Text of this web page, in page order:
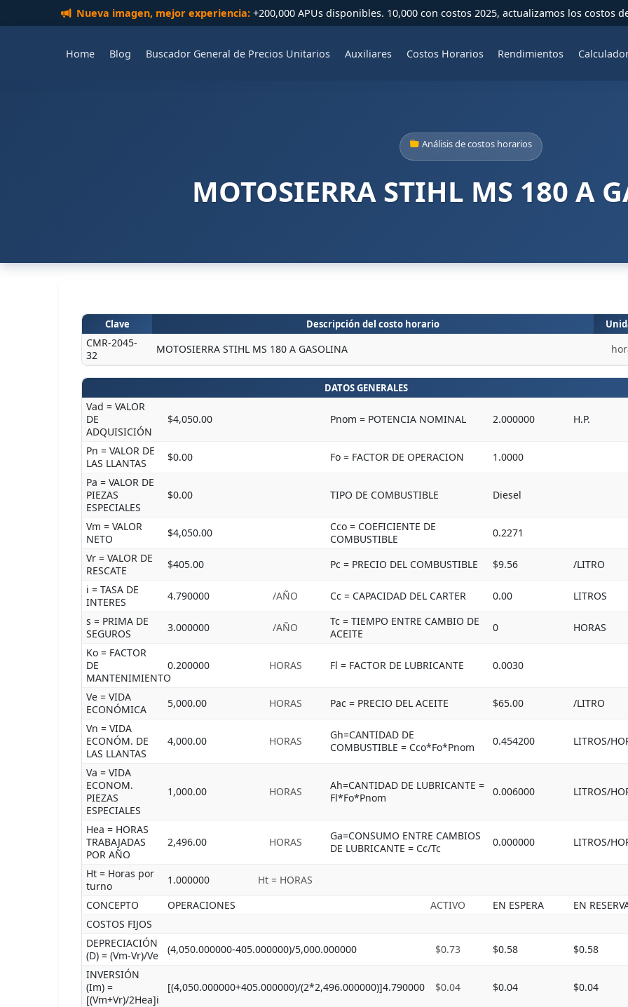
Nueva imagen, mejor experiencia:+200,000 APUs disponibles. 10,000 con costos 2025, actualizamos los costos
Home Blog Buscador General de Precios Unitarios Auxiliares Costos Horarios Rendimientos
Análisis de costos horarios
MOTOSIERRA STIHL MS 180 A
Clave Descripción del costo horario
CMR-2045-
32
MOTOSIERRA STIHL MS 180 A GASOLINA
DATOS GENERALES
Vad = VALOR
DE
ADQUISICIÓN
$4,050.00 Pnom = POTENCIA NOMINAL 2.000000 H.P.
Pn = VALOR DE
LAS LLANTAS
$0.00 Fo = FACTOR DE OPERACION
1.0000
Pa = VALOR DE
PIEZAS
ESPECIALES
$0.00 TIPO DE COMBUSTIBLE Diesel
Vm = VALOR
NETO
$4,050.00
Cco = COEFICIENTE DE
COMBUSTIBLE
0.2271
Vr = VALOR DE
RESCATE
$405.00 Pc = PRECIO DEL COMBUSTIBLE $9.56
/LITRO
i = TASA DE
INTERES
4.790000 /AÑO Cc = CAPACIDAD DEL CARTER 0.00
LITROS
s = PRIMA DE
SEGUROS
3.000000 /AÑO
Tc = TIEMPO ENTRE CAMBIO DE
ACEITE
0
HORAS
Ko = FACTOR
DE
MANTENIMIENTO
0.200000 HORAS Fl = FACTOR DE LUBRICANTE 0.0030
Ve = VIDA
ECONÓMICA
5,000.00 HORAS Pac = PRECIO DEL ACEITE $65.00
/LITRO
Vn = VIDA
ECONÓM. DE
LAS LLANTAS
4,000.00 HORAS
Gh=CANTIDAD DE
COMBUSTIBLE = Cco*Fo*Pnom
0.454200 LITROS/
Va = VIDA
ECONOM.
PIEZAS
ESPECIALES
1,000.00 HORAS
Ah=CANTIDAD DE LUBRICANTE =
Fl*Fo*Pnom
0.006000 LITROS/
Hea = HORAS
TRABAJADAS
POR AÑO
2,496.00 HORAS
Ga=CONSUMO ENTRE CAMBIOS
DE LUBRICANTE = Cc/Tc
0.000000 LITROS/
Ht = Horas por
turno
1.000000
Ht = HORAS
CONCEPTO
OPERACIONES ACTIVO EN ESPERA
EN
COSTOS FIJOS
DEPRECIACIÓN
(D) = (Vm-Vr)/Ve
(4,050.000000-405.000000)/5,000.000000 $0.73 $0.58
$0.58
INVERSIÓN
(Im) =
[(Vm+Vr)/2Hea]i
[(4,050.000000+405.000000)/(2*2,496.000000)]4.790000 $0.04 $0.04 $0.04